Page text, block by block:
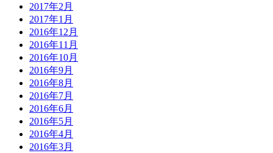
2017年2月
2017年1月
2016年12月
2016年11月
2016年10月
2016年9月
2016年8月
2016年7月
2016年6月
2016年5月
2016年4月
2016年3月